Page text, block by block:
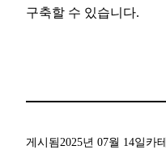
구축할 수 있습니다.
게시됨2025년 07월 14일카